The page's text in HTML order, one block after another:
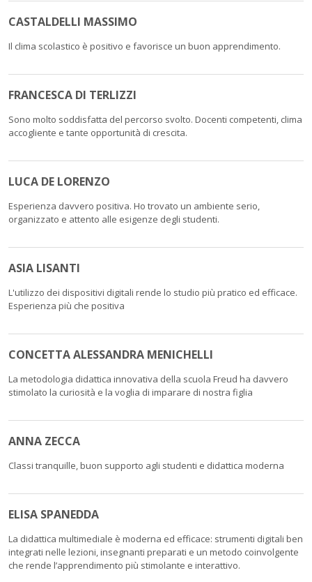
CASTALDELLI MASSIMO
Il clima scolastico è positivo e favorisce un buon apprendimento.
FRANCESCA DI TERLIZZI
Sono molto soddisfatta del percorso svolto. Docenti competenti, clima
accogliente e tante opportunità di crescita.
LUCA DE LORENZO
Esperienza davvero positiva. Ho trovato un ambiente serio,
organizzato e attento alle esigenze degli studenti.
ASIA LISANTI
L'utilizzo dei dispositivi digitali rende lo studio più pratico ed efficace.
Esperienza più che positiva
CONCETTA ALESSANDRA MENICHELLI
La metodologia didattica innovativa della scuola Freud ha davvero
stimolato la curiosità e la voglia di imparare di nostra figlia
ANNA ZECCA
Classi tranquille, buon supporto agli studenti e didattica moderna
ELISA SPANEDDA
La didattica multimediale è moderna ed efficace: strumenti digitali ben
integrati nelle lezioni, insegnanti preparati e un metodo coinvolgente
che rende l’apprendimento più stimolante e interattivo.